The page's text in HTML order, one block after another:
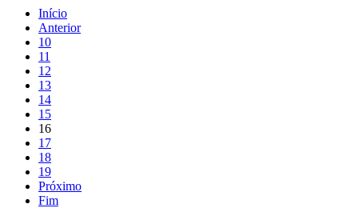
Início
Anterior
10
11
12
13
14
15
16
17
18
19
Próximo
Fim